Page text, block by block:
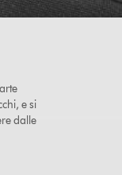
e si
dalle